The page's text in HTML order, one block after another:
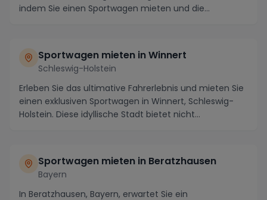
indem Sie einen Sportwagen mieten und die
Sportwagen mieten in Winnert
Schleswig-Holstein
Erleben Sie das ultimative Fahrerlebnis und mieten Sie
einen exklusiven Sportwagen in Winnert, Schleswig-
Holstein. Diese idyllische Stadt bietet nicht...
Sportwagen mieten in Beratzhausen
Bayern
In Beratzhausen, Bayern, erwartet Sie ein